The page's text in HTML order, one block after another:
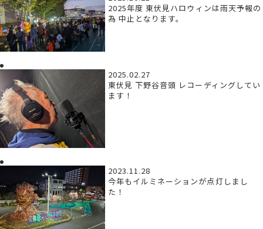
2025年度 東伏見ハロウィンは雨天予報の
為 中止となります。
2025.02.27
東伏見 下野谷音頭 レコーディングしてい
ます！
2023.11.28
今年もイルミネーションが点灯しまし
た！